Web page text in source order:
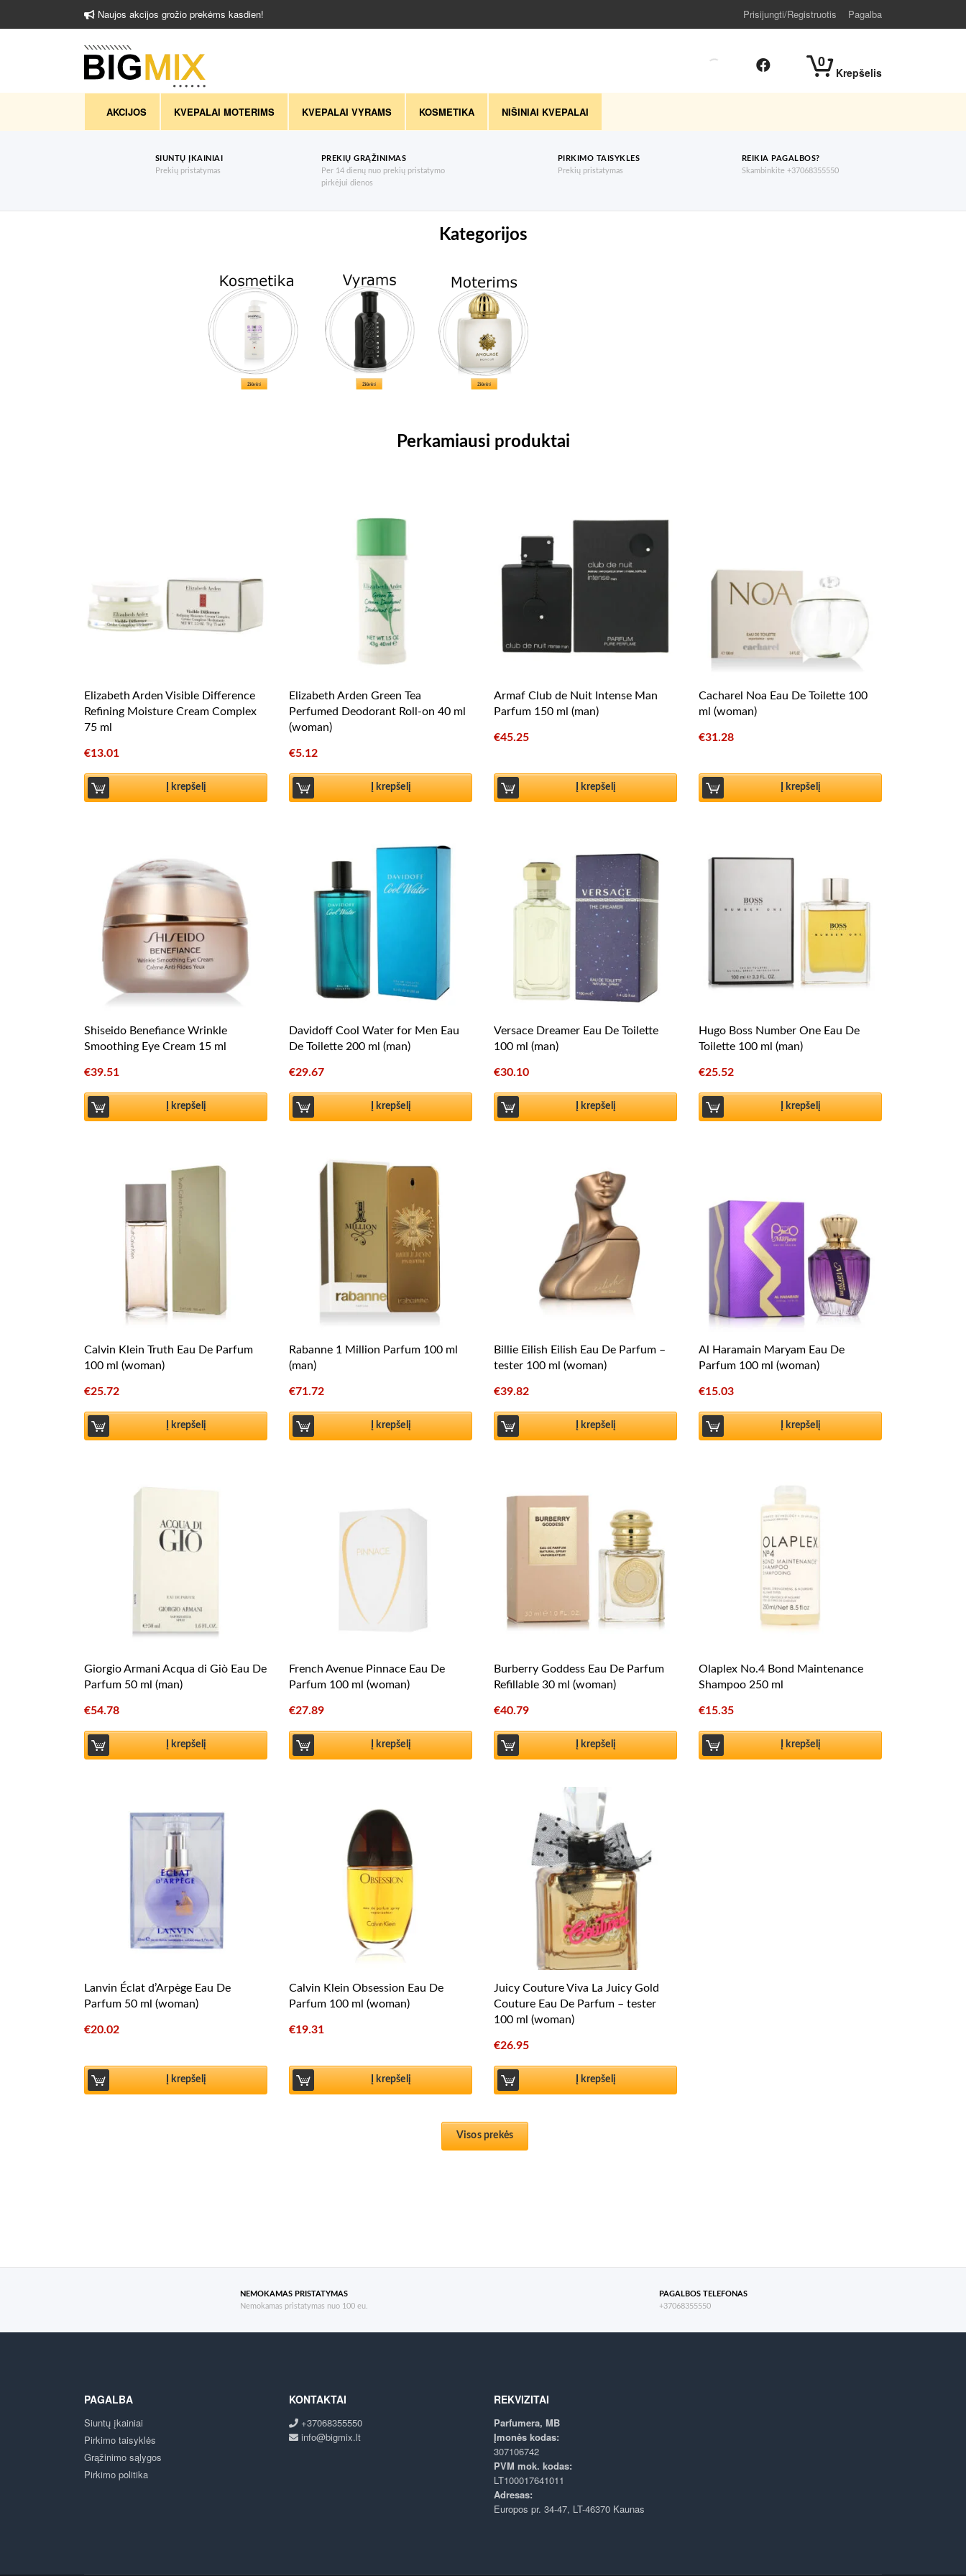
Naujos akcijos grožio prekėms kasdien! Prisijungti/Registruotis Pagalba
0
Krepšelis
AKCIJOS KVEPALAI MOTERIMS KVEPALAI VYRAMS KOSMETIKA NIŠINIAI KVEPALAI
SIUNTŲ ĮKAINIAI
Prekių pristatymas
PREKIŲ GRĄŽINIMAS
Per 14 dienų nuo prekių pristatymo
pirkėjui dienos
PIRKIMO TAISYKLES
Prekių pristatymas
REIKIA PAGALBOS?
Skambinkite +37068355550
Kategorijos
Perkamiausi produktai
Elizabeth Arden Visible Difference
Refining Moisture Cream Complex
75 ml
€13.01
Į krepšelį
Elizabeth Arden Green Tea
Perfumed Deodorant Roll-on 40 ml
(woman)
€5.12
Į krepšelį
Armaf Club de Nuit Intense Man
Parfum 150 ml (man)
€45.25
Į krepšelį
Cacharel Noa Eau De Toilette 100
ml (woman)
€31.28
Į krepšelį
Shiseido Benefiance Wrinkle
Smoothing Eye Cream 15 ml
€39.51
Į krepšelį
Davidoff Cool Water for Men Eau
De Toilette 200 ml (man)
€29.67
Į krepšelį
Versace Dreamer Eau De Toilette
100 ml (man)
€30.10
Į krepšelį
Hugo Boss Number One Eau De
Toilette 100 ml (man)
€25.52
Į krepšelį
Calvin Klein Truth Eau De Parfum
100 ml (woman)
€25.72
Į krepšelį
Rabanne 1 Million Parfum 100 ml
(man)
€71.72
Į krepšelį
Billie Eilish Eilish Eau De Parfum –
tester 100 ml (woman)
€39.82
Į krepšelį
Al Haramain Maryam Eau De
Parfum 100 ml (woman)
€15.03
Į krepšelį
Giorgio Armani Acqua di Giò Eau De
Parfum 50 ml (man)
€54.78
Į krepšelį
French Avenue Pinnace Eau De
Parfum 100 ml (woman)
€27.89
Į krepšelį
Burberry Goddess Eau De Parfum
Refillable 30 ml (woman)
€40.79
Į krepšelį
Olaplex No.4 Bond Maintenance
Shampoo 250 ml
€15.35
Į krepšelį
Lanvin Éclat d’Arpège Eau De
Parfum 50 ml (woman)
€20.02
Į krepšelį
Calvin Klein Obsession Eau De
Parfum 100 ml (woman)
€19.31
Į krepšelį
Juicy Couture Viva La Juicy Gold
Couture Eau De Parfum – tester
100 ml (woman)
€26.95
Į krepšelį
Visos prekės
NEMOKAMAS PRISTATYMAS
Nemokamas pristatymas nuo 100 eu.
PAGALBOS TELEFONAS
+37068355550
PAGALBA
Siuntų įkainiai
Pirkimo taisyklės
Grąžinimo sąlygos
Pirkimo politika
KONTAKTAI
+37068355550
info@bigmix.lt
REKVIZITAI
Parfumera, MB
Įmonės kodas:
307106742
PVM mok. kodas:
LT100017641011
Adresas:
Europos pr. 34-47, LT-46370 Kaunas